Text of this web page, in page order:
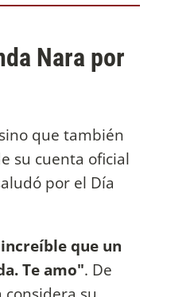
Nara por
que también
su cuenta oficial
por el Día
que un
Te amo". De